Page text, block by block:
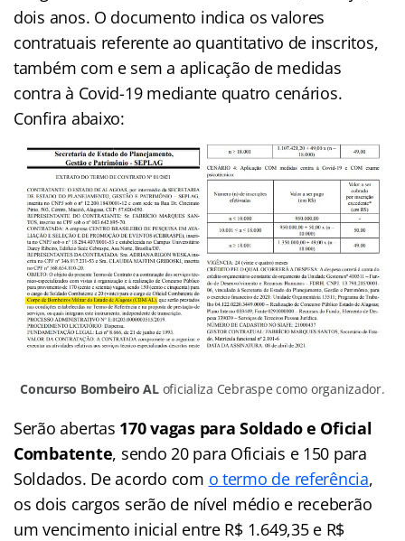
dois anos. O documento indica os valores
contratuais referente ao quantitativo de inscritos,
também com e sem a aplicação de medidas
contra à Covid-19 mediante quatro cenários.
Confira abaixo:
Concurso Bombeiro ALoficializa Cebraspe como organizador.
Serão abertas 170 vagas para Soldado e Oficial
Combatente, sendo 20 para Oficiais e 150 para
Soldados. De acordo com o termo de referência,
os dois cargos serão de nível médio e receberão
um vencimento inicial entre R$ 1.649,35 e R$